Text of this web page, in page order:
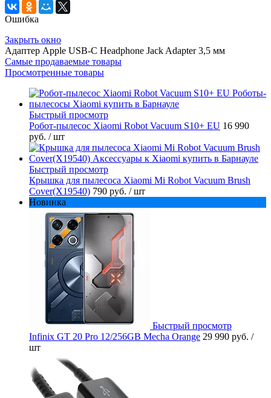
Ошибка
Закрыть окно
Адаптер Apple USB-C Headphone Jack Adapter 3,5 мм
Самые продаваемые товары
Просмотренные товары
Быстрый просмотр
Робот-пылесос Xiaomi Robot Vacuum S10+ EU 16 990
руб. / шт
Быстрый просмотр
Крышка для пылесоса Xiaomi Mi Robot Vacuum Brush
Cover(X19540) 790 руб. / шт
Новинка
Быстрый просмотр
Infinix GT 20 Pro 12/256GB Mecha Orange 29 990 руб. /
шт